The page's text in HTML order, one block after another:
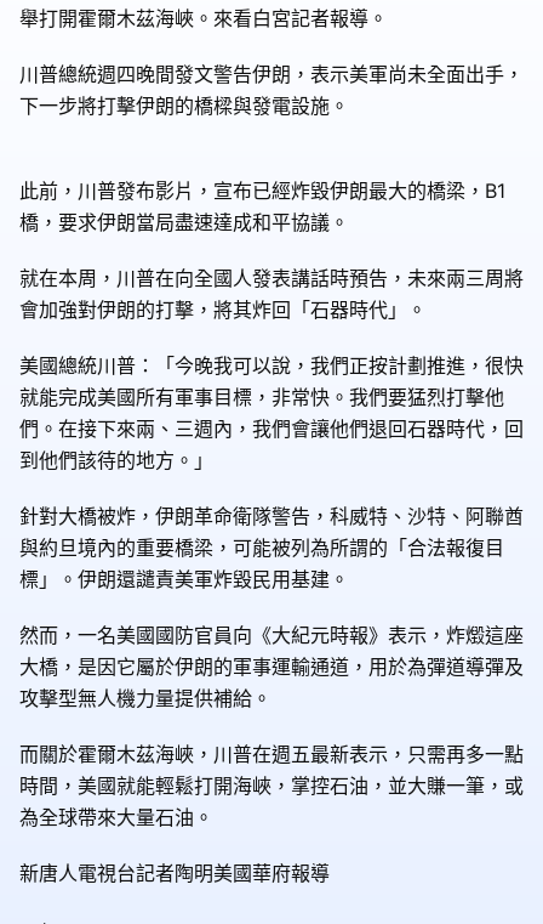
舉打開霍爾木茲海峽。來看白宮記者報導。
川普總統週四晚間發文警告伊朗，表示美軍尚未全面出手，
下一步將打擊伊朗的橋樑與發電設施。
此前，川普發布影片，宣布已經炸毀伊朗最大的橋梁，B1
橋，要求伊朗當局盡速達成和平協議。
就在本周，川普在向全國人發表講話時預告，未來兩三周將
會加強對伊朗的打擊，將其炸回「石器時代」。
美國總統川普：「今晚我可以說，我們正按計劃推進，很快
就能完成美國所有軍事目標，非常快。我們要猛烈打擊他
們。在接下來兩、三週內，我們會讓他們退回石器時代，回
到他們該待的地方。」
針對大橋被炸，伊朗革命衛隊警告，科威特、沙特、阿聯酋
與約旦境內的重要橋梁，可能被列為所謂的「合法報復目
標」。伊朗還譴責美軍炸毀民用基建。
然而，一名美國國防官員向《大紀元時報》表示，炸燬這座
大橋，是因它屬於伊朗的軍事運輸通道，用於為彈道導彈及
攻擊型無人機力量提供補給。
而關於霍爾木茲海峽，川普在週五最新表示，只需再多一點
時間，美國就能輕鬆打開海峽，掌控石油，並大賺一筆，或
為全球帶來大量石油。
新唐人電視台記者陶明美國華府報導